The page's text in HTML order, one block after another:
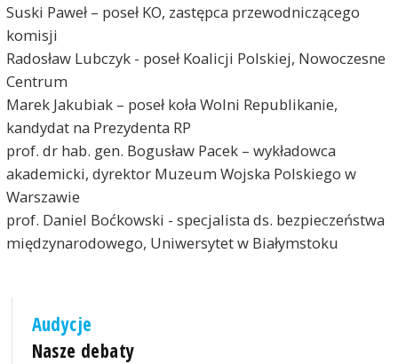
Suski Paweł – poseł KO, zastępca przewodniczącego
komisji
Radosław Lubczyk - poseł Koalicji Polskiej, Nowoczesne
Centrum
Marek Jakubiak – poseł koła Wolni Republikanie,
kandydat na Prezydenta RP
prof. dr hab. gen. Bogusław Pacek – wykładowca
akademicki, dyrektor Muzeum Wojska Polskiego w
Warszawie
prof. Daniel Boćkowski - specjalista ds. bezpieczeństwa
międzynarodowego, Uniwersytet w Białymstoku
Audycje
Nasze debaty